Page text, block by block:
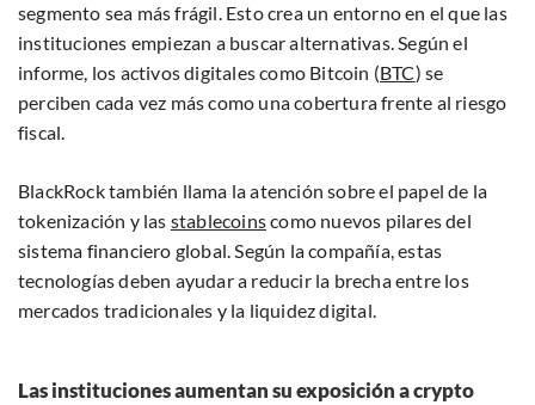
segmento sea más frágil. Esto crea un entorno en el que las
instituciones empiezan a buscar alternativas. Según el
informe, los activos digitales como Bitcoin (BTC) se
perciben cada vez más como una cobertura frente al riesgo
fiscal.
BlackRock también llama la atención sobre el papel de la
tokenización y las stablecoinscomo nuevos pilares del
sistema financiero global. Según la compañía, estas
tecnologías deben ayudar a reducir la brecha entre los
mercados tradicionales y la liquidez digital.
Las instituciones aumentan su exposición a crypto